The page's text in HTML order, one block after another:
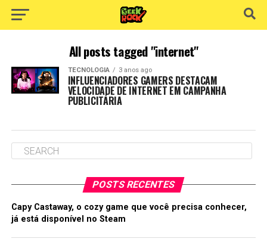
All posts tagged "internet"
TECNOLOGIA 3 anos ago
INFLUENCIADORES GAMERS DESTACAM
VELOCIDADE DE INTERNET EM CAMPANHA
PUBLICITÁRIA
POSTS RECENTES
Capy Castaway, o cozy game que você precisa conhecer,
já está disponível no Steam